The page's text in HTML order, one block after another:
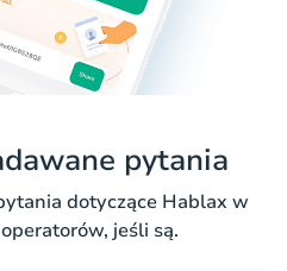
pytania
dotyczące Hablax w
jeśli są.